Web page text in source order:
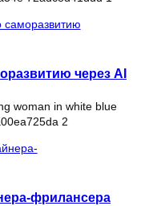
через AI
фрилансера